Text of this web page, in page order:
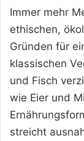
Immer mehr
ethischen,
Gründen für
klassischen
und Fisch
wie Eier und
streicht